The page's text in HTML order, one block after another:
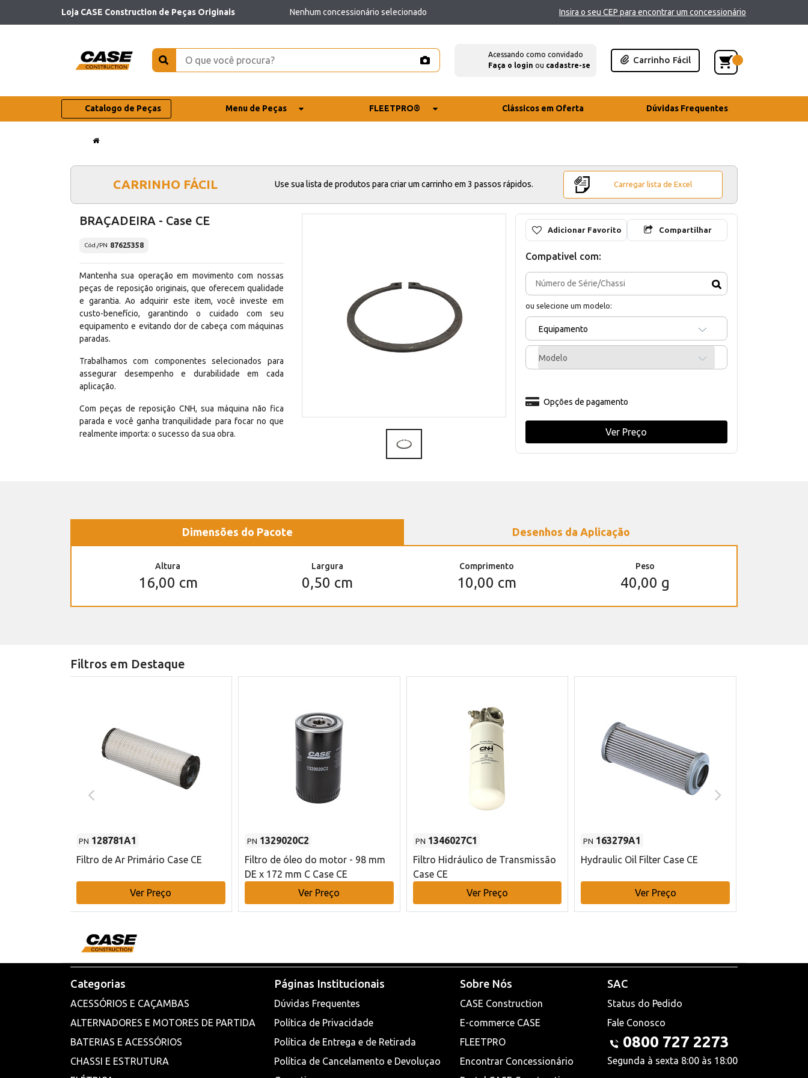
Loja CASE Construction de Peças Originais Nenhum concessionário selecionado Insira o seu CEP para encontrar um concessionário
Acessando como convidado
Faça o login ou cadastre-se
Carrinho Fácil
Catalogo de Peças Menu de Peças FLEETPRO® Clássicos em Oferta Dúvidas Frequentes
CARRINHO FÁCIL Use sua lista de produtos para criar um carrinho em 3 passos rápidos. Carregar lista de Excel
BRAÇADEIRA - Case CE
Cód./PN 87625358
Mantenha sua operação em movimento com nossas
peças de reposição originais, que oferecem qualidade
e garantia. Ao adquirir este item, você investe em
custo-benefício, garantindo o cuidado com seu
equipamento e evitando dor de cabeça com máquinas
paradas.
Trabalhamos com componentes selecionados para
assegurar desempenho e durabilidade em cada
aplicação.
Com peças de reposição CNH, sua máquina não fica
parada e você ganha tranquilidade para focar no que
realmente importa: o sucesso da sua obra.
Adicionar Favorito Compartilhar
Compativel com:
ou selecione um modelo:
Equipamento
Modelo
Opções de pagamento
Ver Preço
Dimensões do Pacote Desenhos da Aplicação
Altura
16,00 cm
Largura
0,50 cm
Comprimento
10,00 cm
Peso
40,00 g
Filtros em Destaque
PN 128781A1
Filtro de Ar Primário Case CE
Ver Preço
PN 1329020C2
Filtro de óleo do motor - 98 mm
DE x 172 mm C Case CE
Ver Preço
PN 1346027C1
Filtro Hidráulico de Transmissão
Case CE
Ver Preço
PN 163279A1
Hydraulic Oil Filter Case CE
Ver Preço
Categorias
ACESSÓRIOS E CAÇAMBAS
ALTERNADORES E MOTORES DE PARTIDA
BATERIAS E ACESSÓRIOS
CHASSI E ESTRUTURA
Páginas Institucionais
Dúvidas Frequentes
Política de Privacidade
Política de Entrega e de Retirada
Política de Cancelamento e Devoluçao
Sobre Nós
CASE Construction
E-commerce CASE
FLEETPRO
Encontrar Concessionário
SAC
Status do Pedido
Fale Conosco
0800 727 2273
Segunda à sexta 8:00 às 18:00